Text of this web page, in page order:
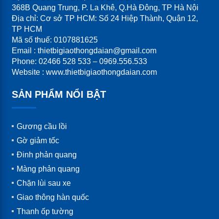
đường.
+ Lắp đặt tại các trường đua xe, bãi thử nghiệm xe,
trường tập lái, nơi thử nghiệm xe cộ.
Xuất xứ: Việt Nam, sản xuất theo nguyên liệu và
Lưu ý: Đây là sản phẩm khuyến nghị của HiQ VINA
khi lắp đặt trên các tuyến đường cao tốc, trạm thu
phí, khu vực hay xảy ra tai nạn nhằm đảm bảo an
toàn cho người điều khiển phương tiện và giảm thiệt
hại về vật chất cho chủ phương tiện.
368B Quang Trung, P. La Khê, Q.Hà Đông, TP Hà Nội
Địa chỉ: Cơ sở TP HCM: Số 24 Hiệp Thành, Quận 12,
TP HCM
Mã số thuế: 0107881625
Email : thietbigiaothongdaian@gmail.com
Phone: 02466 528 533 – 0969.556.533
Website : www.thietbigiaothongdaian.com
SẢN PHẨM NỔI BẬT
Gương cầu lồi
Gờ giảm tốc
Đinh phản quang
Màng phản quang
Chặn lùi sau xe
Giao thông hàn quốc
Thanh ốp tường